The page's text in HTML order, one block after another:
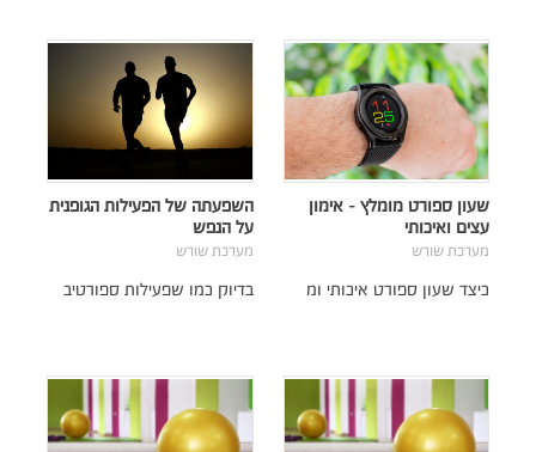
שעון ספורט מומלץ - אימון
עצים ואיכותי
מערכת שורש
כיצד שעון ספורט איכותי ומ
השפעתה של הפעילות הגופנית
על הנפש
מערכת שורש
בדיוק כמו שפעילות ספורטיב